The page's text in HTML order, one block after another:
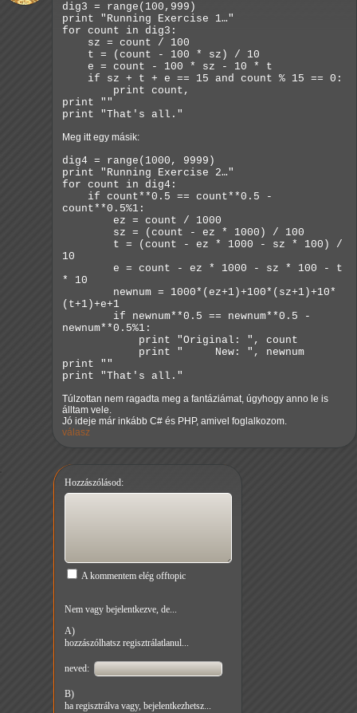
dig3 = range(100,999)
print "Running Exercise 1…"
for count in dig3:
sz = count / 100
t = (count - 100 * sz) / 10
e = count - 100 * sz - 10 * t
if sz + t + e == 15 and count % 15 == 0:
print count,
print ""
print "That's all."
Meg itt egy másik:
dig4 = range(1000, 9999)
print "Running Exercise 2…"
for count in dig4:
if count**0.5 == count**0.5 -
count**0.5%1:
ez = count / 1000
sz = (count - ez * 1000) / 100
t = (count - ez * 1000 - sz * 100) /
10
e = count - ez * 1000 - sz * 100 - t
* 10
newnum = 1000*(ez+1)+100*(sz+1)+10*
(t+1)+e+1
if newnum**0.5 == newnum**0.5 -
newnum**0.5%1:
print "Original: ", count
print " New: ", newnum
print ""
print "That's all."
Túlzottan nem ragadta meg a fantáziámat, úgyhogy anno le is
álltam vele.
Jó ideje már inkább C# és PHP, amivel foglalkozom.
válasz
Hozzászólásod:
A kommentem elég offtopic
Nem vagy bejelentkezve, de...
A)
hozzászólhatsz regisztrálatlanul...
neved:
B)
ha regisztrálva vagy, bejelentkezhetsz...